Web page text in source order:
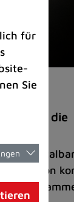
bringt die
und
Region
für
Sie